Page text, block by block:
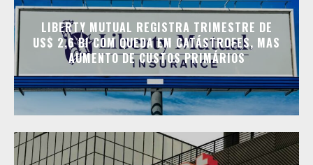
LIBERTY MUTUAL REGISTRA TRIMESTRE DE
US$ 2,6 BI COM QUEDA EM CATÁSTROFES, MAS
AUMENTO DE CUSTOS PRIMÁRIOS